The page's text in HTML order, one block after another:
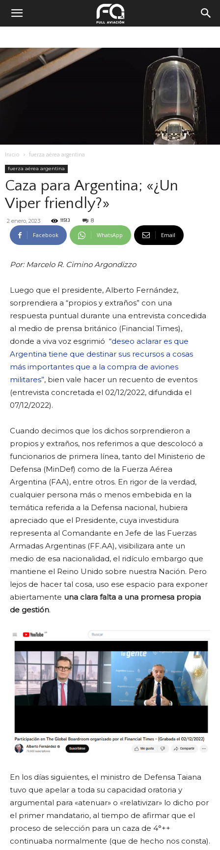
Inicio fuerza aérea argentina
fuerza aérea argentina
Caza para Argentina; «¿Un
Viper friendly?»
2 enero, 2023 11513 8
Facebook WhatsApp Email
Por: Marcelo R. Cimino Argondizzo
Luego que el presidente, Alberto Fernández,
sorprendiera a “propios y extraños” con una
respuesta puntual durante una entrevista concedida
al medio de prensa británico (Financial Times),
donde a viva voz esgrimió “deseo aclarar es que
Argentina tiene que destinar sus recursos a cosas
más importantes que a la compra de aviones
militares”, bien vale hacer un recuento de eventos
(entrevista concretada el 02/12/2022, difundida el
07/12/2022).
Cuando decimos que los dichos sorprendieron a
propios y extraños, nos referimos a que descolocó a
funcionarios de primera línea, tanto del Ministerio de
Defensa (MinDef) como de la Fuerza Aérea
Argentina (FAA), entre otros. En rigor de la verdad,
cualquier persona más o menos embebida en la
temática referida a la Defensa nacional, hubiera
apreciado que el Presidente, cuya investidura
representa al Comandante en Jefe de las Fuerzas
Armadas Argentinas (FF.AA), visibilizara ante un
medio de esa nacionalidad, el ridículo embargo que
mantiene el Reino Unido sobre nuestra Nación. Pero
lejos de hacer tal cosa, uso ese espacio para exponer
abiertamente una clara falta a una promesa propia
de gestión.
En los días siguientes, el ministro de Defensa Taiana
tuvo que apelar a toda su capacidad oratoria y
argumental para «atenuar» o «relativizar» lo dicho por
el primer mandatario, al tiempo de afirmar que el
proceso de selección para un caza de 4°++
continuaba normalmente (que de hecho nos consta).